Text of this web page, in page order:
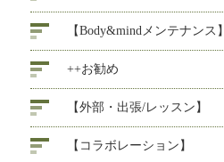
【Body&mindメンテナンス】
++お勧め
【外部・出張/レッスン】
【コラボレーション】